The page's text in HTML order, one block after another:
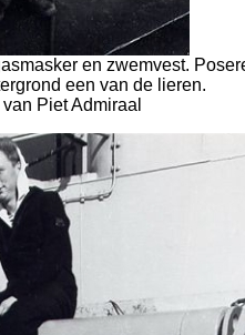
en zwemvest.
een van de lieren.
Piet Admiraal